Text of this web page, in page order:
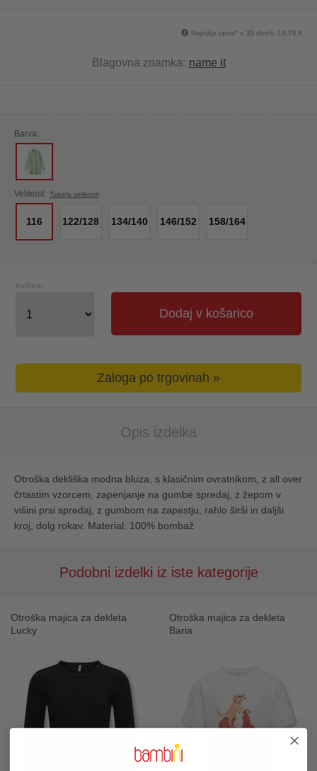
Najnižja cena* v 30 dneh: 19,79 €
Blagovna znamka: name it
Barva:
Velikost: Tabela velikosti
116 122/128 134/140 146/152 158/164
Dodaj v košarico
Količina:
Zaloga po trgovinah »
Opis izdelka
Otroška dekliška modna bluza, s klasičnim ovratnikom, z all over
črtastim vzorcem, zapenjanje na gumbe spredaj, z žepom v
višini prsi spredaj, z gumbom na zapestju, rahlo širši in daljši
kroj, dolg rokav. Material: 100% bombaž
Podobni izdelki iz iste kategorije
Otroška majica za dekleta
Lucky
Otroška majica za dekleta
Baria